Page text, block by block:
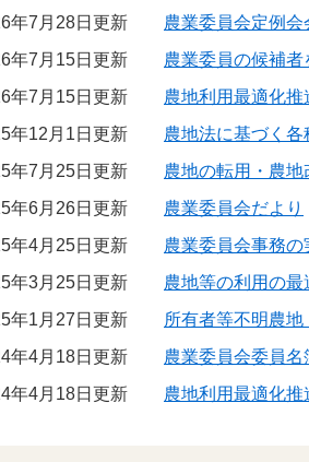
年7月28日更新
農業委員会定例会
年7月15日更新
農業委員の候補者
年7月15日更新
農地利用最適化
年12月1日更新
農地法に基づく
年7月25日更新
農地の転用・農地
年6月26日更新
農業委員会だより
年4月25日更新
農業委員会事務
年3月25日更新
農地等の利用の
年1月27日更新
所有者等不明農
年4月18日更新
農業委員会委員名
年4月18日更新
農地利用最適化推